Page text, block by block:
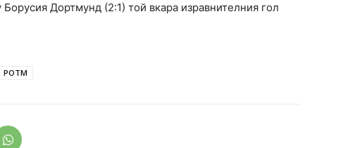
Дортмунд (2:1) той вкара изравнителния гол
POTM